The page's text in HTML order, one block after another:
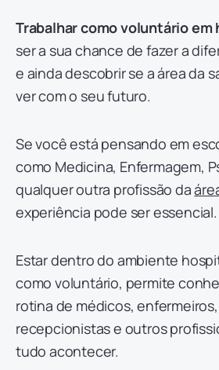
Trabalhar como voluntário em
ser a sua chance de fazer a
e ainda descobrir se a área da
ver com o seu futuro.
Se você está pensando em
como Medicina, Enfermagem,
qualquer outra profissão da
experiência pode ser essencial.
Estar dentro do ambiente
como voluntário, permite
rotina de médicos,
recepcionistas e outros
tudo acontecer.